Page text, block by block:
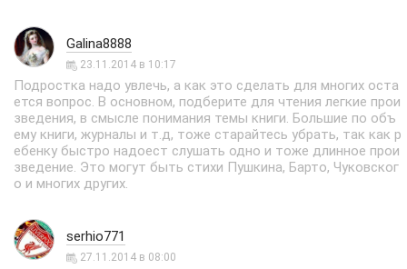
Galina8888
23.11.2014 в 10:17
Подростка надо увлечь, а как это сделать для многих оста
ется вопрос. В основном, подберите для чтения легкие прои
зведения, в смысле понимания темы книги. Большие по объ
ему книги, журналы и т.д, тоже старайтесь убрать, так как р
ебенку быстро надоест слушать одно и тоже длинное прои
зведение. Это могут быть стихи Пушкина, Барто, Чуковског
о и многих других.
serhio771
27.11.2014 в 08:00